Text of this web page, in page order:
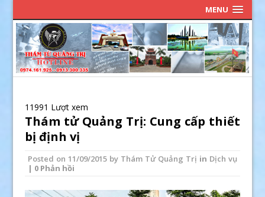
MENU
11991 Lượt xem
Thám tử Quảng Trị: Cung cấp thiết
bị định vị
Posted on 11/09/2015 by Thám Tử Quảng Trị in Dịch vụ
| 0 Phản hồi